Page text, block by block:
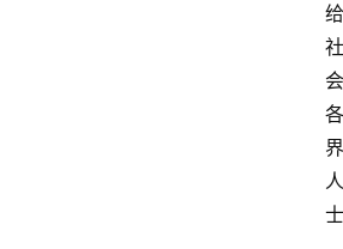
给
社
会
各
界
人
士